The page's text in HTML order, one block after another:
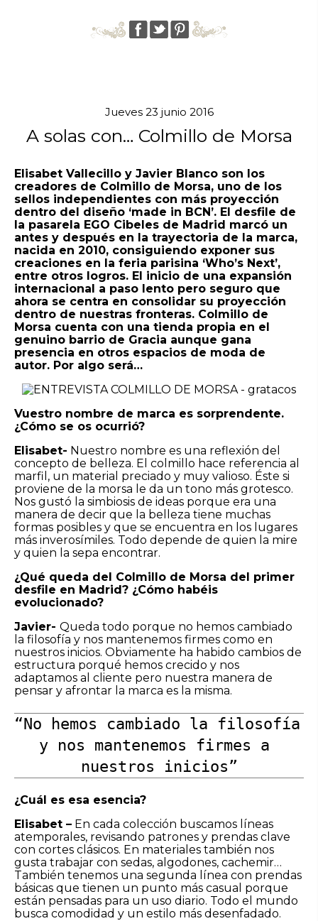
Jueves 23 junio 2016
A solas con… Colmillo de Morsa
Elisabet Vallecillo y Javier Blanco son los
creadores de Colmillo de Morsa, uno de los
sellos independientes con más proyección
dentro del diseño ‘made in BCN’. El desfile de
la pasarela EGO Cibeles de Madrid marcó un
antes y después en la trayectoria de la marca,
nacida en 2010, consiguiendo exponer sus
creaciones en la feria parisina ‘Who’s Next’,
entre otros logros. El inicio de una expansión
internacional a paso lento pero seguro que
ahora se centra en consolidar su proyección
dentro de nuestras fronteras. Colmillo de
Morsa cuenta con una tienda propia en el
genuino barrio de Gracia aunque gana
presencia en otros espacios de moda de
autor. Por algo será…
Vuestro nombre de marca es sorprendente.
¿Cómo se os ocurrió?
Elisabet- Nuestro nombre es una reflexión del
concepto de belleza. El colmillo hace referencia al
marfil, un material preciado y muy valioso. Éste si
proviene de la morsa le da un tono más grotesco.
Nos gustó la simbiosis de ideas porque era una
manera de decir que la belleza tiene muchas
formas posibles y que se encuentra en los lugares
más inverosímiles. Todo depende de quien la mire
y quien la sepa encontrar.
¿Qué queda del Colmillo de Morsa del primer
desfile en Madrid? ¿Cómo habéis
evolucionado?
Javier- Queda todo porque no hemos cambiado
la filosofía y nos mantenemos firmes como en
nuestros inicios. Obviamente ha habido cambios de
estructura porqué hemos crecido y nos
adaptamos al cliente pero nuestra manera de
pensar y afrontar la marca es la misma.
“No hemos cambiado la filosofía
y nos mantenemos firmes a
nuestros inicios”
¿Cuál es esa esencia?
Elisabet – En cada colección buscamos líneas
atemporales, revisando patrones y prendas clave
con cortes clásicos. En materiales también nos
gusta trabajar con sedas, algodones, cachemir…
También tenemos una segunda línea con prendas
básicas que tienen un punto más casual porque
están pensadas para un uso diario. Todo el mundo
busca comodidad y un estilo más desenfadado.